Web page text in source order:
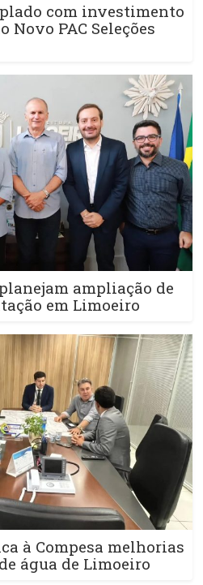
com investimento
Novo PAC Seleções
ampliação de
em Limoeiro
à Compesa melhorias
água de Limoeiro